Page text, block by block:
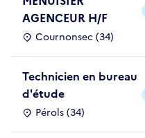
AGENCEUR H/F
Cournonsec (34)
Technicien en bureau
d'étude
Pérols (34)